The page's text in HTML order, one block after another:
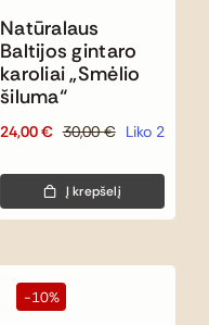
Natūralaus
Baltijos gintaro
karoliai „Smėlio
šiluma“
30,00€
Original
was:
30,00 €.
24,00€
Current
is:
24,00 €.
Liko 2
Į krepšelį
-10%